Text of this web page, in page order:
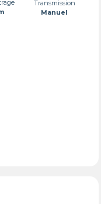
Transmission
Manuel